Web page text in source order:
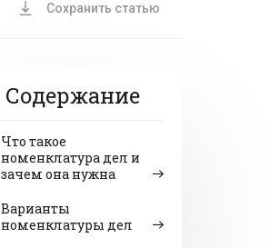
Сохранить статью
Содержание
Что такое
номенклатура дел и
зачем она нужна
Варианты
номенклатуры дел